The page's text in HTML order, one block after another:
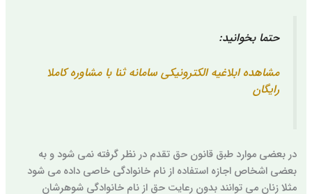
حتما بخوانید:
مشاهده ابلاغیه الکترونیکی سامانه ثنا با مشاوره کاملا
رایگان
در بعضی موارد طبق قانون حق تقدم در نظر گرفته نمی شود و به
بعضی اشخاص اجازه استفاده از نام خانوادگی خاصی داده می شود
مثلا زنان می توانند بدون رعایت حق از نام خانوادگی شوهرشان